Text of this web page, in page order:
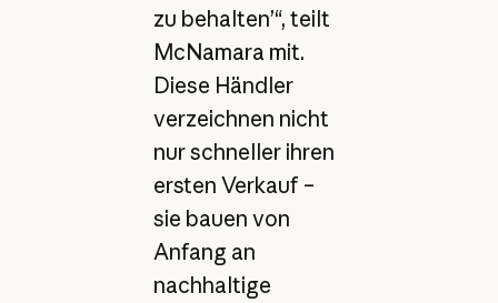
zu behalten’“, teilt
McNamara mit.
Diese Händler
verzeichnen nicht
nur schneller ihren
ersten Verkauf –
sie bauen von
Anfang an
nachhaltige